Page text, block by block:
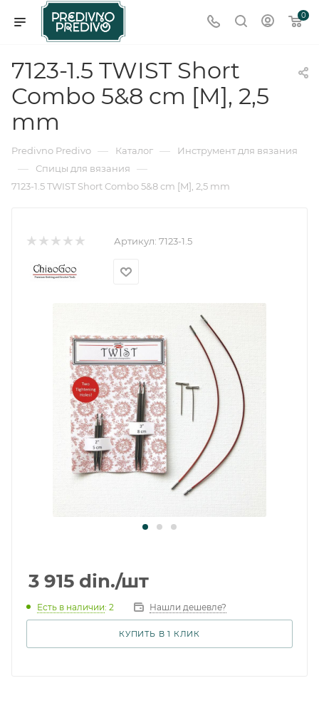
0
7123-1.5 TWIST Short
Combo 5&8 cm [M], 2,5
mm
Predivno Predivo — Каталог — Инструмент для вязания
— Спицы для вязания —
7123-1.5 TWIST Short Combo 5&8 cm [M], 2,5 mm
Артикул: 7123-1.5
3 915 din./шт
Есть в наличии: 2 Нашли дешевле?
КУПИТЬ В 1 КЛИК